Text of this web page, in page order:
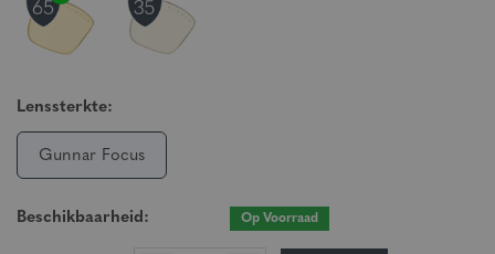
Lenssterkte:
Gunnar Focus
Beschikbaarheid: Op Voorraad